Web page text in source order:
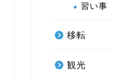
習い事
移転
観光